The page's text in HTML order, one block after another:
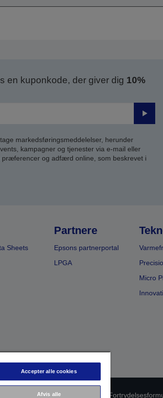
en kuponkode, der giver dig 10%
Send
markedsføringsmeddelelser, herunder
kampagner og tjenester via e-mail eller
og adfærd online, som beskrevet i
Sheets
Partnere
Epsons partnerportal
LPGA
Micro
Databeskyttelseserklæring
Accepter alle cookies
Afvis alle